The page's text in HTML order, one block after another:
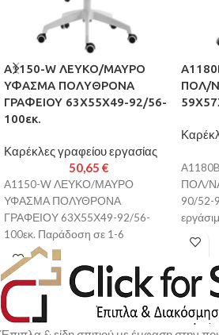
A1150-W ΛΕΥΚΟ/ΜΑΥΡΟ
ΥΦΑΣΜΑ ΠΟΛΥΘΡΟΝΑ
ΓΡΑΦΕΙΟΥ 63Χ55Χ49-92/56-
100εκ.
Καρέκλες γραφείου εργασίας
50,65 €
A1150-W ΛΕΥΚΟ/ΜΑΥΡΟ
ΥΦΑΣΜΑ ΠΟΛΥΘΡΟΝΑ
ΓΡΑΦΕΙΟΥ 63Χ55Χ49-92/56-
100εκ. Παράδοση σε 1-6
εργάσιμες ημέρες
ΠΟΛ/
ΠΟΛ/
90/52-